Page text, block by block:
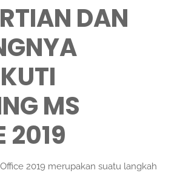
DAN
MS
2019
2019 merupakan suatu langkah